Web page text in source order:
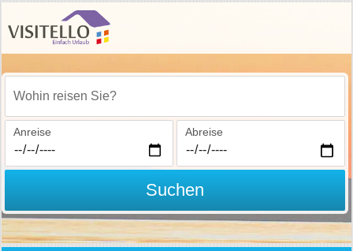
Wohin reisen Sie?
Anreise Abreise
Suchen